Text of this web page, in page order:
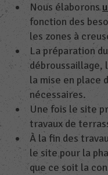
Nous élaborons
fonction des
les zones à
La préparation
débroussaillage,
la mise en place
nécessaires.
Une fois le site
travaux de
À la fin des
le site pour la
que ce soit la